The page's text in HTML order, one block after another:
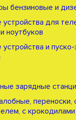
бензиновые и
для
ноутбуков
и
зарядные
переноски,
с крокодилами